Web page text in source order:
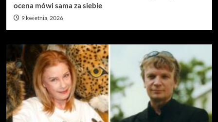
ocena mówi sama za siebie
9 kwietnia, 2026